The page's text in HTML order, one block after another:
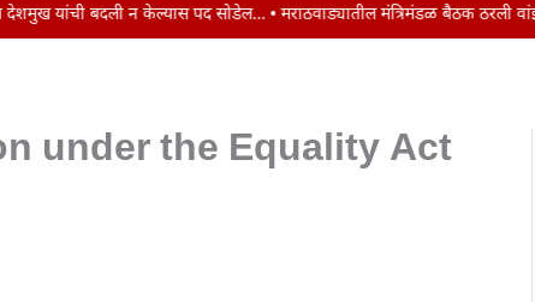
पद सोडेल… • मराठवाड्यातील मंत्रिमंडळ बैठक ठरली वांझोटी..! • राष्ट्रीय
under the Equality Act